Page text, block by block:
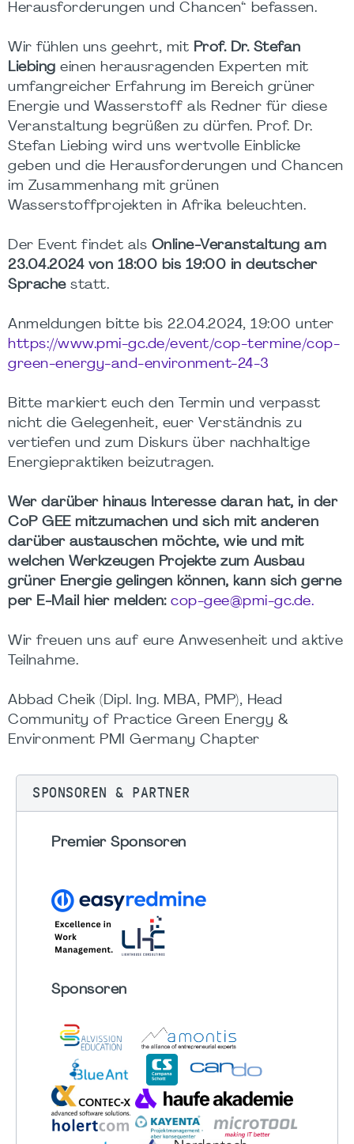
Herausforderungen und Chancen“ befassen.
Wir fühlen uns geehrt, mit Prof. Dr. Stefan
Liebing einen herausragenden Experten mit
umfangreicher Erfahrung im Bereich grüner
Energie und Wasserstoff als Redner für diese
Veranstaltung begrüßen zu dürfen. Prof. Dr.
Stefan Liebing wird uns wertvolle Einblicke
geben und die Herausforderungen und Chancen
im Zusammenhang mit grünen
Wasserstoffprojekten in Afrika beleuchten.
Der Event findet als Online-Veranstaltung am
23.04.2024 von 18:00 bis 19:00 in deutscher
Sprachestatt.
Anmeldungen bitte bis 22.04.2024, 19:00 unter
https://www.pmi-gc.de/event/cop-termine/cop-
green-energy-and-environment-24-3
Bitte markiert euch den Termin und verpasst
nicht die Gelegenheit, euer Verständnis zu
vertiefen und zum Diskurs über nachhaltige
Energiepraktiken beizutragen.
Wer darüber hinaus Interesse daran hat, in der
CoP GEE mitzumachen und sich mit anderen
darüber austauschen möchte, wie und mit
welchen Werkzeugen Projekte zum Ausbau
grüner Energie gelingen können, kann sich gerne
per E-Mail hier melden: cop-gee@pmi-gc.de.
Wir freuen uns auf eure Anwesenheit und aktive
Teilnahme.
Abbad Cheik (Dipl. Ing. MBA, PMP), Head
Community of Practice Green Energy &
Environment PMI Germany Chapter
SPONSOREN & PARTNER
Premier Sponsoren
Sponsoren